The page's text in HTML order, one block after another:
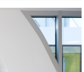
Elle ne